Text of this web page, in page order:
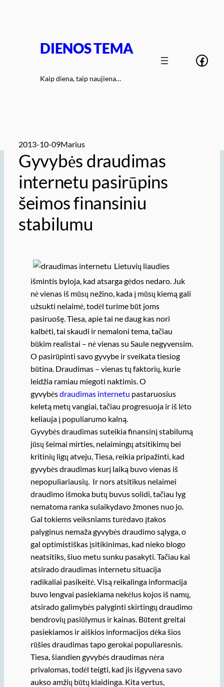
DIENOS TEMA
Kaip diena, taip naujiena…
2013-10-09Marius
Gyvybės draudimas
internetu pasirūpins
šeimos finansiniu
stabilumu
Lietuvių liaudies
išmintis byloja, kad atsarga gėdos nedaro. Juk
nė vienas iš mūsų nežino, kada į mūsų kiemą gali
užsukti nelaimė, todėl turime būt joms
pasiruošę. Tiesa, apie tai ne daug kas nori
kalbėti, tai skaudi ir nemaloni tema, tačiau
būkim realistai – nė vienas su Saule negyvensim.
O pasirūpinti savo gyvybe ir sveikata tiesiog
būtina. Draudimas – vienas tų faktorių, kurie
leidžia ramiau miegoti naktimis. O
gyvybėsdraudimas internetu pastaruosius
keletą metų vangiai, tačiau progresuoja ir iš lėto
keliauja į populiarumo kalną.
Gyvybės draudimas suteikia finansinį stabilumą
jūsų šeimai mirties, nelaimingų atsitikimų bei
kritinių ligų atveju, Tiesa, reikia pripažinti, kad
gyvybės draudimas kurį laiką buvo vienas iš
nepopuliariausių. Ir nors atsitikus nelaimei
draudimo išmoka butų buvus solidi, tačiau lyg
nematoma ranka sulaikydavo žmones nuo jo.
Gal tokiems veiksniams turėdavo įtakos
palyginus nemaža gyvybės draudimo sąlyga, o
gal optimistiškas įsitikinimas, kad nieko blogo
neatsitiks, šiuo metu sunku pasakyti. Tačiau kai
atsirado draudimas internetu situacija
radikaliai pasikeitė. Visą reikalinga informacija
buvo lengvai pasiekiama nekėlus kojos iš namų,
atsirado galimybės palyginti skirtingų draudimo
bendrovių pasiūlymus ir kainas. Būtent greitai
pasiekiamos ir aiškios informacijos dėka šios
rūšies draudimas tapo gerokai populiaresnis.
Tiesa, šiandien gyvybės draudimas nėra
privalomas, todėl teigti, kad jis išgyvena savo
aukso amžių būtų klaidinga. Kita vertus,